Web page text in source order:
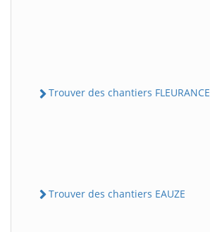
Trouver des chantiers FLEURANCE
Trouver des chantiers EAUZE